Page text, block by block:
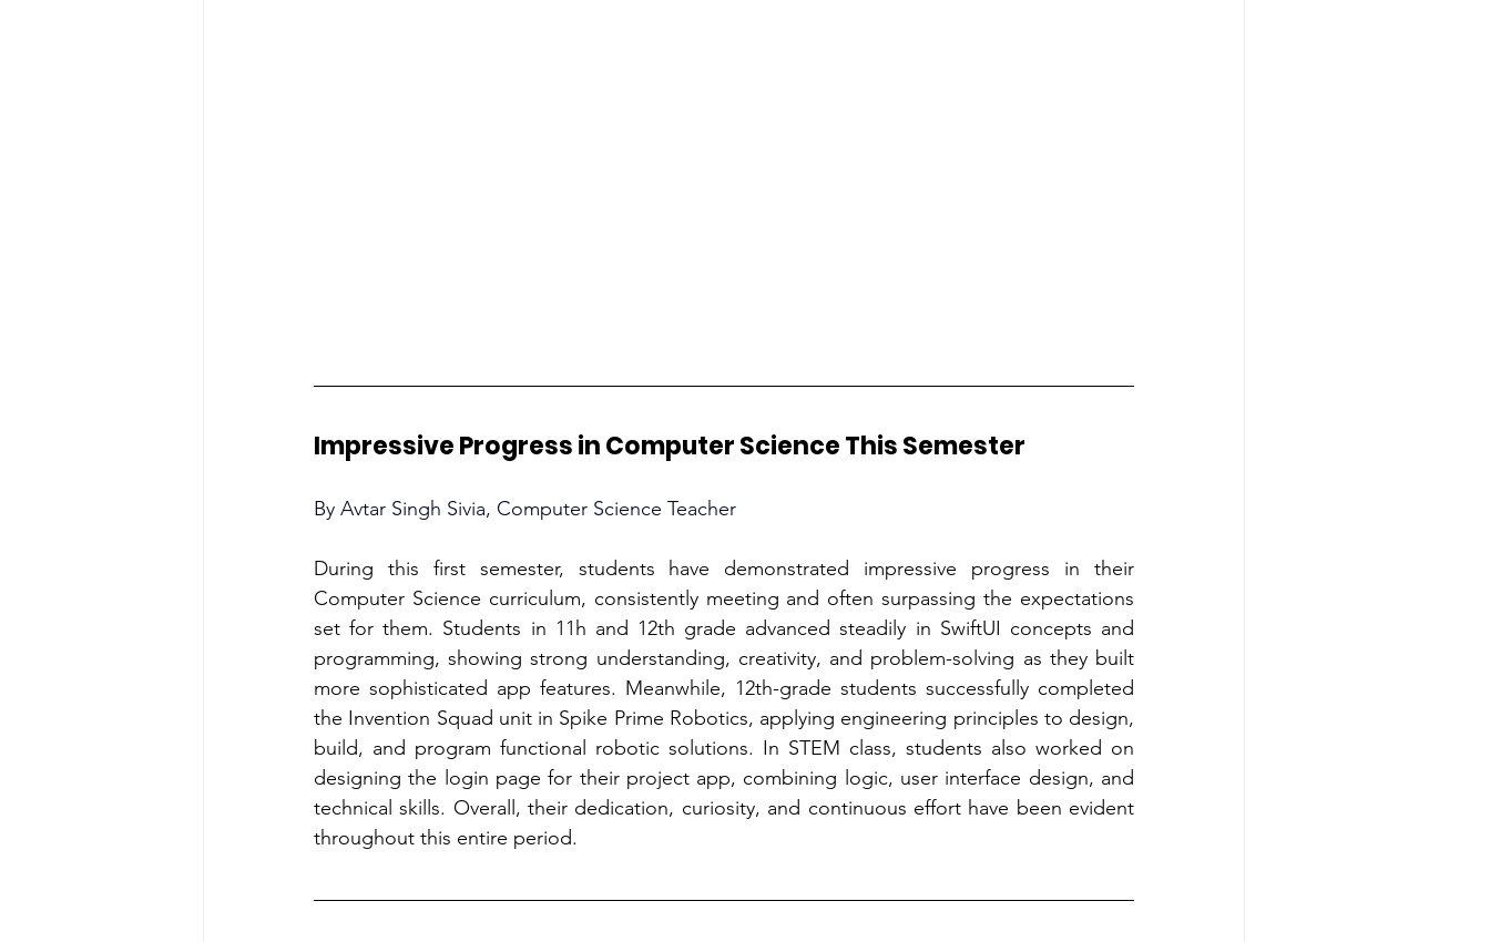
Impressive Progress in Computer Science This Semester
By Avtar Singh Sivia, Computer Science Teacher
During this first semester, students have demonstrated impressive progress in their
Computer Science curriculum, consistently meeting and often surpassing the expectations
set for them. Students in 11h and 12th grade advanced steadily in SwiftUI concepts and
programming, showing strong understanding, creativity, and problem-solving as they built
more sophisticated app features. Meanwhile, 12th-grade students successfully completed
the Invention Squad unit in Spike Prime Robotics, applying engineering principles to design,
build, and program functional robotic solutions. In STEM class, students also worked on
designing the login page for their project app, combining logic, user interface design, and
technical skills. Overall, their dedication, curiosity, and continuous effort have been evident
throughout this entire period.